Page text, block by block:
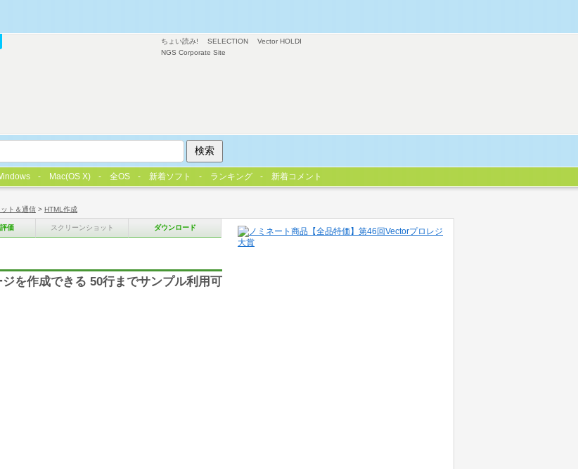
ト＆通信 > HTML作成
価 スクリーンショット ダウンロード
を作成できる 50行までサンプル利用可
ちょい読み! SELECTION
Vector HOLDI
NGS Corporate Site
Mac(OS X) 全OS 新着ソフト ランキング 新着コメント